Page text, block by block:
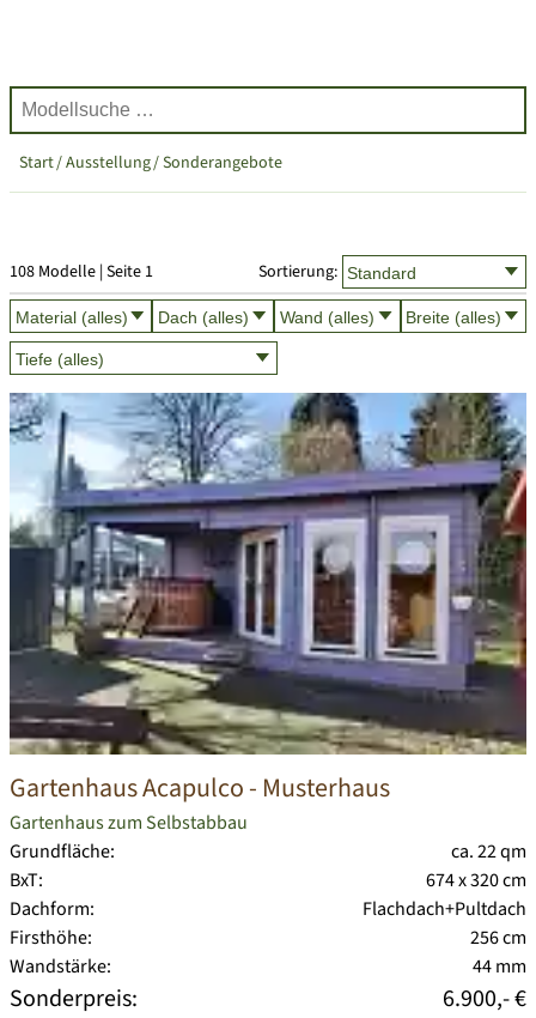
Start Ausstellung Sonderangebote
108 Modelle | Seite 1 Sortierung:
Gartenhaus Acapulco- Musterhaus
Gartenhaus zum Selbstabbau
Grundfläche:
ca. 22 qm
BxT:
674 x 320 cm
Dachform:
Flachdach+Pultdach
Firsthöhe:
256 cm
Wandstärke:
44 mm
Sonderpreis: 6.900,- €